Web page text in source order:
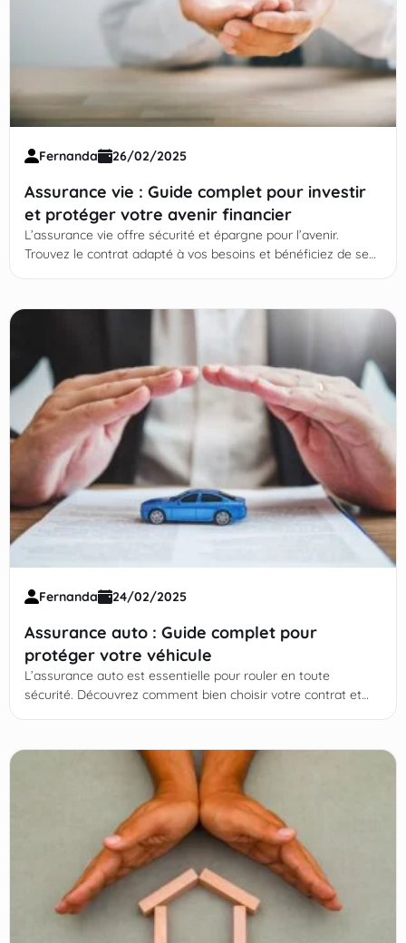
Fernanda 26/02/2025
Assurance vie : Guide complet pour investir
et protéger votre avenir financier
L’assurance vie offre sécurité et épargne pour l’avenir.
Trouvez le contrat adapté à vos besoins et bénéficiez de ses
Fernanda 24/02/2025
Assurance auto : Guide complet pour
protéger votre véhicule
L’assurance auto est essentielle pour rouler en toute
sécurité. Découvrez comment bien choisir votre contrat et